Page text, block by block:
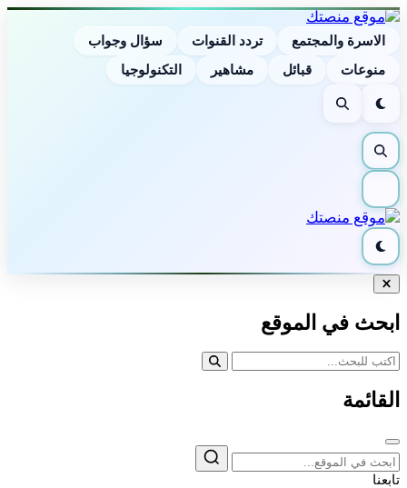
الاسرة والمجتمع تردد القنوات
سؤال وجواب
منوعات
قبائل مشاهير التكنولوجيا
الوضع
بحث
بحث
القائمة
الوضع
الليلي
إغلاق
ابحث في الموقع
القائمة
إغلاق
بحث
تابعنا